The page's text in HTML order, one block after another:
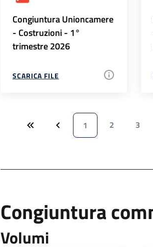
Congiuntura Unioncamere
- Costruzioni - 1°
trimestre 2026
SCARICA FILE
1 2 3
Congiuntura
Volumi